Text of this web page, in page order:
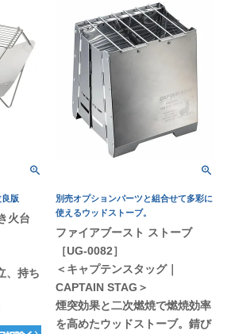
良版
火台
、持ち
別売オプションパーツと組合せて多彩に
使えるウッドストーブ。
ファイアブースト ストーブ
［UG-0082］
＜キャプテンスタッグ｜
CAPTAIN STAG＞
煙突効果と二次燃焼で燃焼効率
を高めたウッドストーブ。錆び